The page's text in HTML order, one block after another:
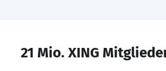
21 Mio. XING